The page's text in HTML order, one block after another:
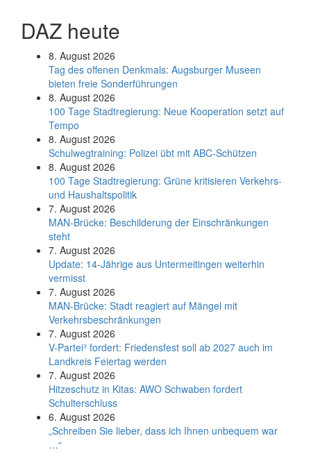
DAZ heute
8. August 2026
Tag des offenen Denkmals: Augsburger Museen
bieten freie Sonderführungen
8. August 2026
100 Tage Stadtregierung: Neue Kooperation setzt auf
Tempo
8. August 2026
Schul­weg­trai­ning: Poli­zei übt mit ABC-Schüt­zen
8. August 2026
100 Tage Stadtregierung: Grüne kritisieren Verkehrs-
und Haushaltspolitik
7. August 2026
MAN-Brücke: Beschilderung der Einschränkungen
steht
7. August 2026
Update: 14-Jährige aus Untermeitingen weiterhin
vermisst
7. August 2026
MAN-Brücke: Stadt reagiert auf Mängel mit
Verkehrsbeschränkungen
7. August 2026
V-Partei­³ fordert: Friedens­fest soll ab 2027 auch im
Land­kreis Feier­tag werden
7. August 2026
Hitzeschutz in Kitas: AWO Schwaben fordert
Schulterschluss
6. August 2026
„Schreiben Sie lieber, dass ich Ihnen unbequem war
…“